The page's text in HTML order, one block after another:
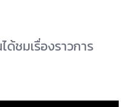
ด้ชมเรื่องราวการ